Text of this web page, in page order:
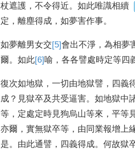
杖遮護 ，不令得近。如此唯識相續
定 ，離塵得成 ，如夢害作事。
如夢離男女交[5]會出不淨 ，為相夢
爾。如此[6]喻 ，各各譬處時定等四
復次如地獄 ，一切由地獄譬 ， 四義
成 ？ 見獄卒及共受逼害。如地獄中
等 ， 定處定時見狗烏山等來 ，平等
亦爾 ，實無獄卒等 ， 由同業報增上
是。 由此通譬 ， 四義得成。何故獄